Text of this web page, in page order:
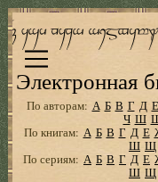
Электронная
По авторам: А Б В Г Д Е
Ч Ш
По книгам: А Б В Г Д Е
Ш Щ
По сериям: А Б В Г Д Е
Ш Щ